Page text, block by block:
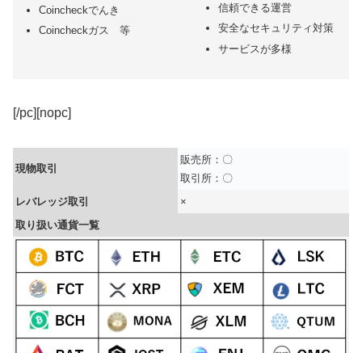
Coincheckでんき
Coincheckガス 等
信頼できる運営
安全なセキュリティ対策
サービスが多様
[/pc][nopc]
現物取引
販売所：〇
取引所：〇
レバレッジ取引
×
取り扱い通貨一覧